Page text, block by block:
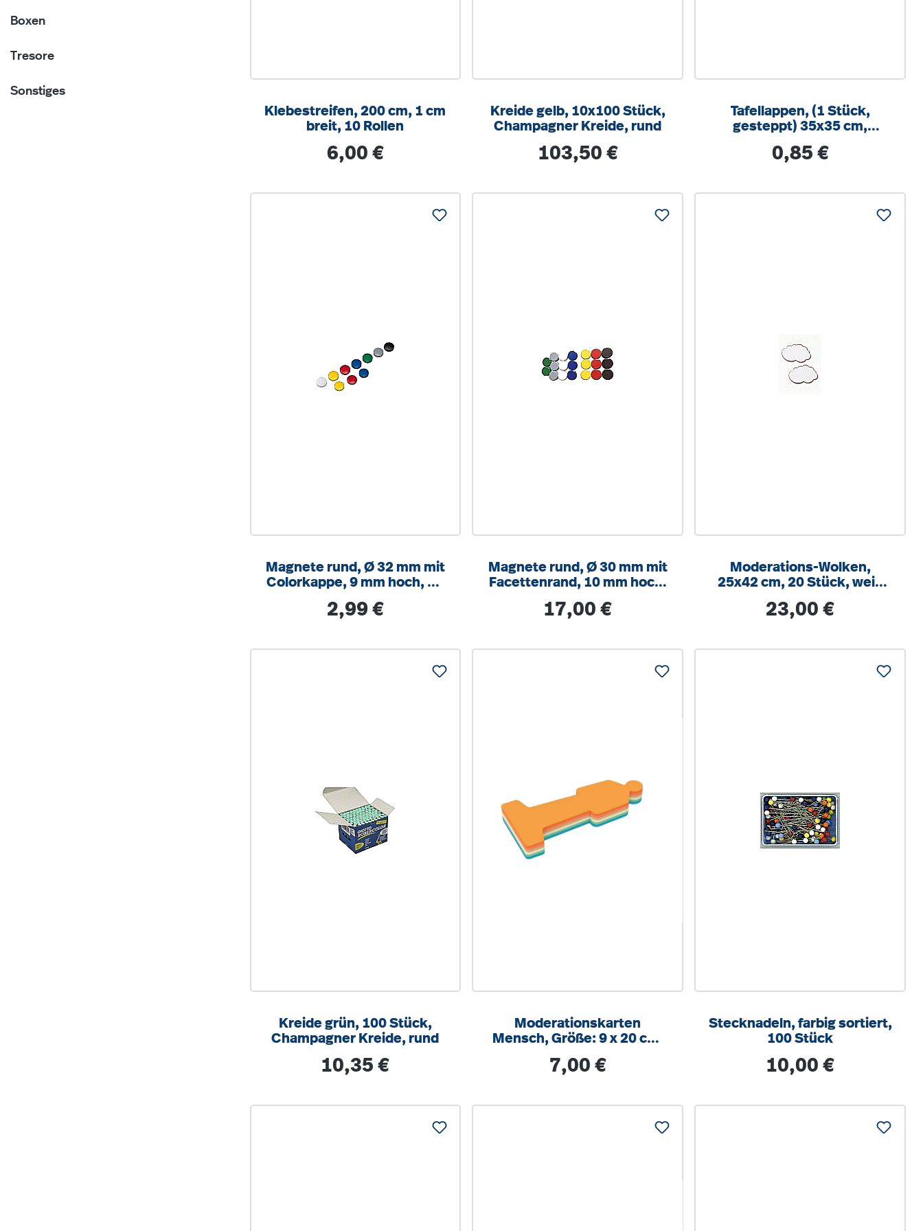
Boxen
Tresore
Sonstiges
Klebestreifen, 200 cm, 1 cm
breit, 10 Rollen
Regulärer Preis:
6,00 €
Kreide gelb, 10x100 Stück,
Champagner Kreide, rund
Regulärer Preis:
103,50 €
Tafellappen, (1 Stück,
gesteppt) 35x35 cm,
Regulärer Preis:
0,85 €
Magnete rund, Ø 32 mm mit
Colorkappe, 9 mm hoch, 10
Regulärer Preis:
2,99 €
Magnete rund, Ø 30 mm mit
Facettenrand, 10 mm hoch,
Regulärer Preis:
17,00 €
Moderations-Wolken,
25x42 cm, 20 Stück, weiß
Regulärer Preis:
23,00 €
Kreide grün, 100 Stück,
Champagner Kreide, rund
Regulärer Preis:
10,35 €
Moderationskarten
Mensch, Größe: 9 x 20 cm,
Regulärer Preis:
7,00 €
Stecknadeln, farbig sortiert,
100 Stück
Regulärer Preis:
10,00 €